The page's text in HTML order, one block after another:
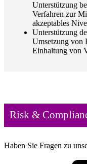
Unterstützung
Verfahren zur
akzeptables
Unterstützung
Umsetzung von
Einhaltung von
Risk &
Haben Sie Fragen zu